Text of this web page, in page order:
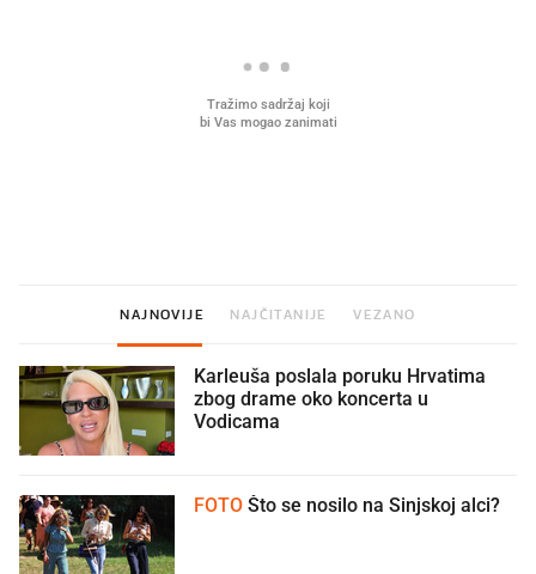
NAJNOVIJE NAJČITANIJE VEZANO
Karleuša poslala poruku Hrvatima
zbog drame oko koncerta u
Vodicama
FOTO Što se nosilo na Sinjskoj alci?